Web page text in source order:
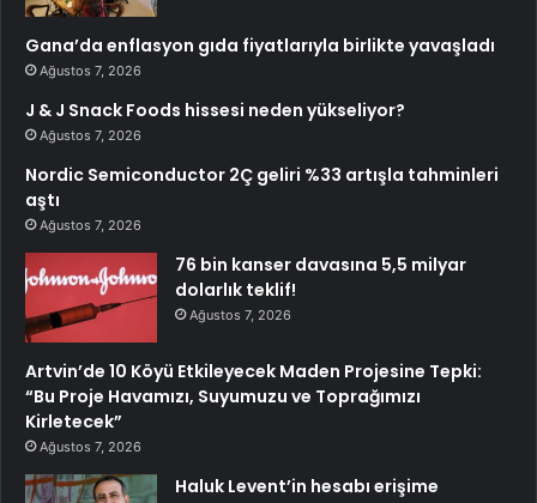
Gana’da enflasyon gıda fiyatlarıyla birlikte yavaşladı
Ağustos 7, 2026
J & J Snack Foods hissesi neden yükseliyor?
Ağustos 7, 2026
Nordic Semiconductor 2Ç geliri %33 artışla tahminleri
aştı
Ağustos 7, 2026
76 bin kanser davasına 5,5 milyar
dolarlık teklif!
Ağustos 7, 2026
Artvin’de 10 Köyü Etkileyecek Maden Projesine Tepki:
“Bu Proje Havamızı, Suyumuzu ve Toprağımızı
Kirletecek”
Ağustos 7, 2026
Haluk Levent’in hesabı erişime